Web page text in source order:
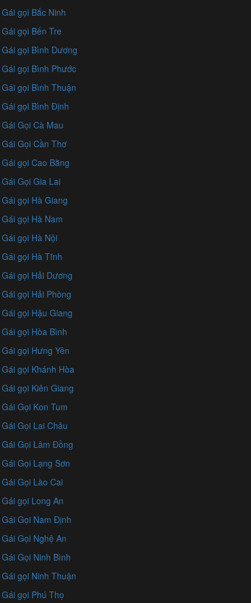
Gái gọi Bắc Ninh
Gái gọi Bến Tre
Gái gọi Bình Dương
Gái gọi Bình Phước
Gái gọi Bình Thuận
Gái gọi Bình Định
Gái Gọi Cà Mau
Gái Gọi Cần Thơ
Gái gọi Cao Bằng
Gái Gọi Gia Lai
Gái gọi Hà Giang
Gái gọi Hà Nam
Gái gọi Hà Nội
Gái gọi Hà Tĩnh
Gái gọi Hải Dương
Gái gọi Hải Phòng
Gái gọi Hậu Giang
Gái gọi Hòa Bình
Gái gọi Hưng Yên
Gái gọi Khánh Hòa
Gái gọi Kiên Giang
Gái Gọi Kon Tum
Gái Gọi Lai Châu
Gái Gọi Lâm Đồng
Gái Gọi Lạng Sơn
Gái Gọi Lào Cai
Gái gọi Long An
Gái Gọi Nam Định
Gái Gọi Nghệ An
Gái Gọi Ninh Bình
Gái gọi Ninh Thuận
Gái gọi Phú Thọ